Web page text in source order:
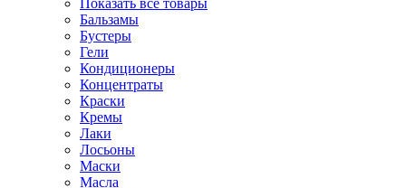
Показать все товары
Бальзамы
Бустеры
Гели
Кондиционеры
Концентраты
Краски
Кремы
Лаки
Лосьоны
Маски
Масла